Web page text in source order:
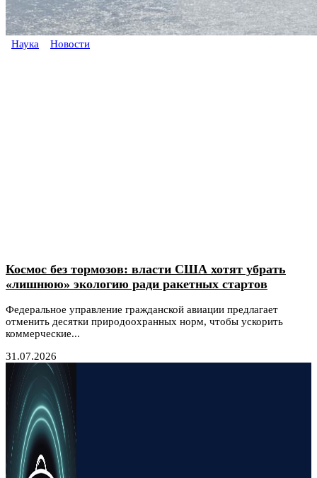
Наука Новости
Космос без тормозов: власти США хотят убрать
«лишнюю» экологию ради ракетных стартов
Федеральное управление гражданской авиации предлагает
отменить десятки природоохранных норм, чтобы ускорить
коммерческие...
31.07.2026